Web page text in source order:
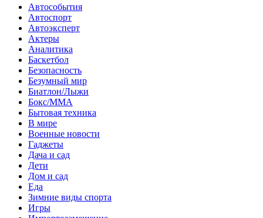
Автособытия
Автоспорт
Автоэксперт
Актеры
Аналитика
Баскетбол
Безопасность
Безумный мир
Биатлон/Лыжи
Бокс/MMA
Бытовая техника
В мире
Военные новости
Гаджеты
Дача и сад
Дети
Дом и сад
Еда
Зимние виды спорта
Игры